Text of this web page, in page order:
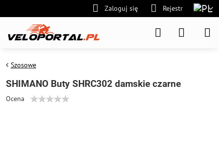
Zaloguj się Rejestr
Szosowe
SHIMANO Buty SHRC302 damskie czarne
Ocena